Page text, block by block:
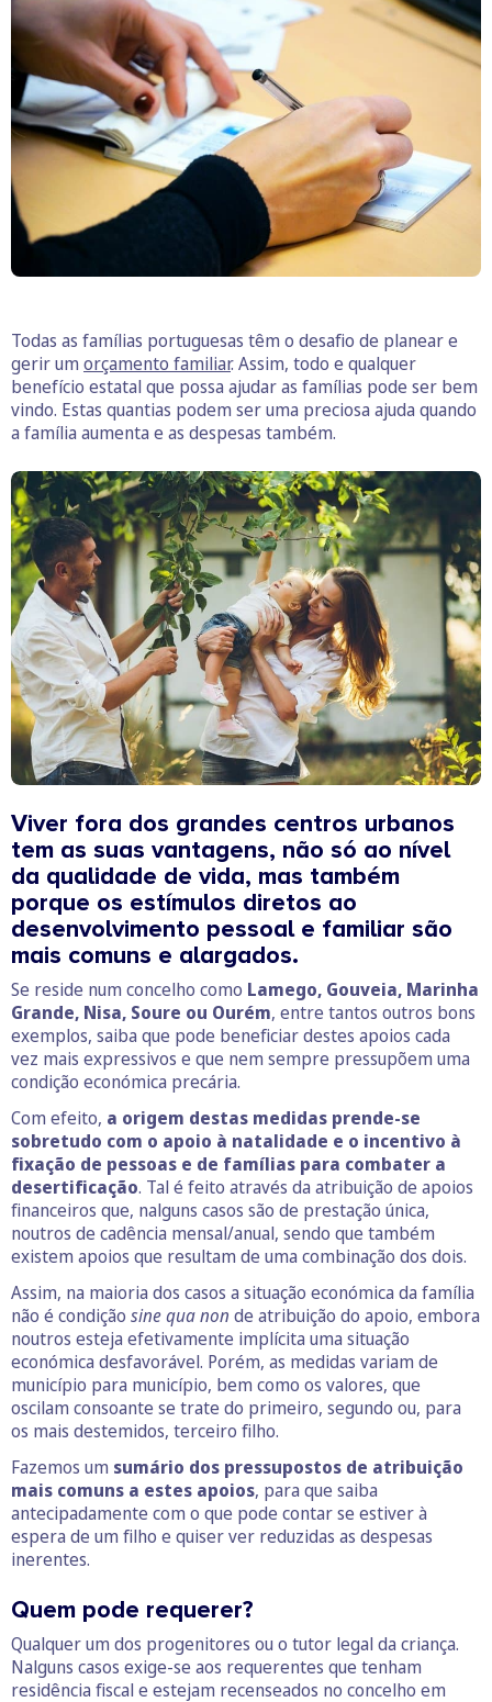
Todas as famílias portuguesas têm o desafio de planear e
gerir um orçamento familiar. Assim, todo e qualquer
benefício estatal que possa ajudar as famílias pode ser bem
vindo. Estas quantias podem ser uma preciosa ajuda quando
a família aumenta e as despesas também.
Viver fora dos grandes centros urbanos
tem as suas vantagens, não só ao nível
da qualidade de vida, mas também
porque os estímulos diretos ao
desenvolvimento pessoal e familiar são
mais comuns e alargados.
Se reside num concelho como Lamego, Gouveia, Marinha
Grande, Nisa, Soure ou Ourém, entre tantos outros bons
exemplos, saiba que pode beneficiar destes apoios cada
vez mais expressivos e que nem sempre pressupõem uma
condição económica precária.
Com efeito, a origem destas medidas prende-se
sobretudo com o apoio à natalidade e o incentivo à
fixação de pessoas e de famílias para combater a
desertificação. Tal é feito através da atribuição de apoios
financeiros que, nalguns casos são de prestação única,
noutros de cadência mensal/anual, sendo que também
existem apoios que resultam de uma combinação dos dois.
Assim, na maioria dos casos a situação económica da família
não é condição sine qua non de atribuição do apoio, embora
noutros esteja efetivamente implícita uma situação
económica desfavorável. Porém, as medidas variam de
município para município, bem como os valores, que
oscilam consoante se trate do primeiro, segundo ou, para
os mais destemidos, terceiro filho.
Fazemos um sumário dos pressupostos de atribuição
mais comuns a estes apoios, para que saiba
antecipadamente com o que pode contar se estiver à
espera de um filho e quiser ver reduzidas as despesas
inerentes.
Quem pode requerer?
Qualquer um dos progenitores ou o tutor legal da criança.
Nalguns casos exige-se aos requerentes que tenham
residência fiscal e estejam recenseados no concelho em